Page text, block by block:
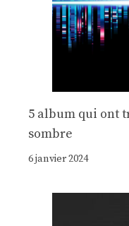
5 album qui ont
sombre
6 janvier 2024